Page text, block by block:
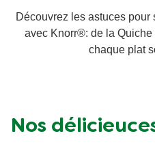
Végétarien
Découvrez les astuces
avec Knorr®: de la
chaque plat
Nos